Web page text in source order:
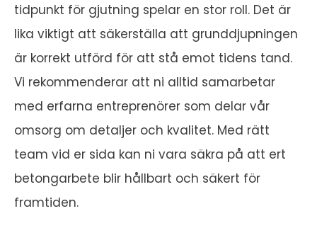
tidpunkt för gjutning spelar en stor roll. Det är
lika viktigt att säkerställa att grunddjupningen
är korrekt utförd för att stå emot tidens tand.
Vi rekommenderar att ni alltid samarbetar
med erfarna entreprenörer som delar vår
omsorg om detaljer och kvalitet. Med rätt
team vid er sida kan ni vara säkra på att ert
betongarbete blir hållbart och säkert för
framtiden.